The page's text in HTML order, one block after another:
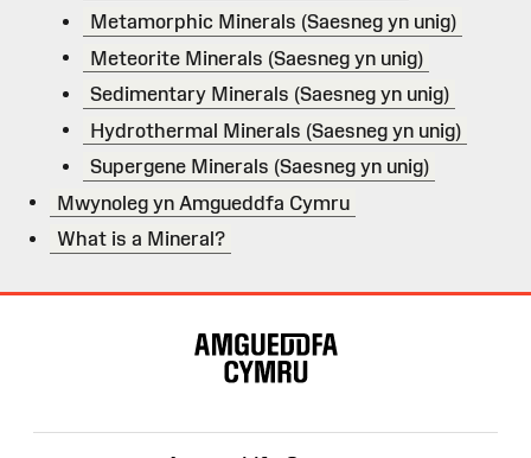
Metamorphic Minerals (Saesneg yn unig)
Meteorite Minerals (Saesneg yn unig)
Sedimentary Minerals (Saesneg yn unig)
Hydrothermal Minerals (Saesneg yn unig)
Supergene Minerals (Saesneg yn unig)
Mwynoleg yn Amgueddfa Cymru
What is a Mineral?